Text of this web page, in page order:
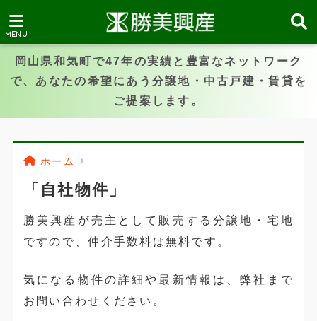
岡山県和気町で47年の実績と豊富なネットワーク
で、あなたの希望にあう分譲地・中古戸建・賃貸を
ご提案します。
ホーム
「自社物件」
勝美興産が売主として販売する分譲地・宅地
ですので、仲介手数料は無料です。
気になる物件の詳細や最新情報は、弊社まで
お問い合わせください。